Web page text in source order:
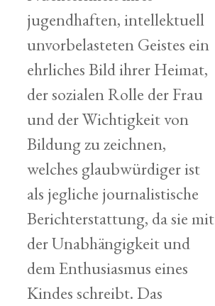
jugendhaften, intellektuell
unvorbelasteten Geistes ein
ehrliches Bild ihrer Heimat,
der sozialen Rolle der Frau
und der Wichtigkeit von
Bildung zu zeichnen,
welches glaubwürdiger ist
als jegliche journalistische
Berichterstattung, da sie mit
der Unabhängigkeit und
dem Enthusiasmus eines
Kindes schreibt. Das